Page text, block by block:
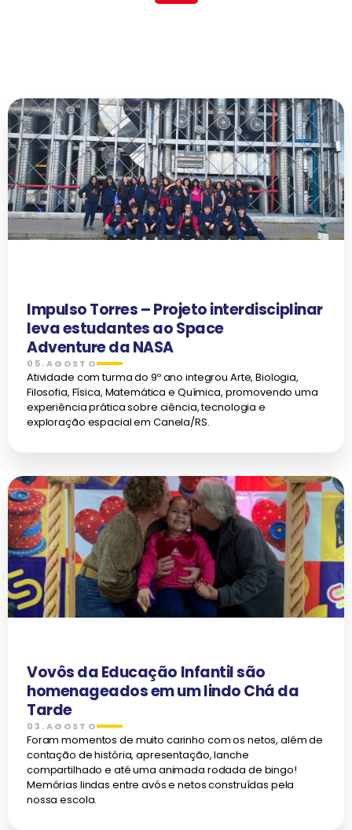
Impulso Torres – Projeto interdisciplinar
leva estudantes ao Space
Adventure da NASA
05.AGOSTO
Atividade com turma do 9º ano integrou Arte, Biologia,
Filosofia, Física, Matemática e Química, promovendo uma
experiência prática sobre ciência, tecnologia e
exploração espacial em Canela/RS.
Vovôs da Educação Infantil são
homenageados em um lindo Chá da
Tarde
03.AGOSTO
Foram momentos de muito carinho com os netos, além de
contação de história, apresentação, lanche
compartilhado e até uma animada rodada de bingo!
Memórias lindas entre avós e netos construídas pela
nossa escola.